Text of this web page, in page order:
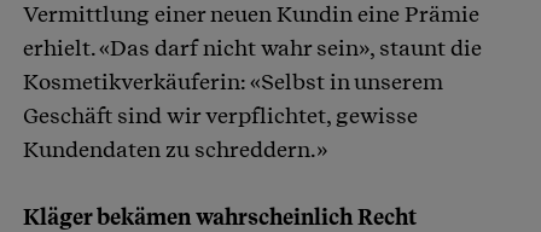
Vermittlung einer neuen Kundin eine Prämie
erhielt. «Das darf nicht wahr sein», staunt die
Kosmetikverkäuferin: «Selbst in unserem
Geschäft sind wir verpflichtet, gewisse
Kundendaten zu schreddern.»
Kläger bekämen wahrscheinlich Recht